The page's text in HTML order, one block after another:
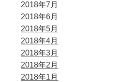
2018年7月
2018年6月
2018年5月
2018年4月
2018年3月
2018年2月
2018年1月